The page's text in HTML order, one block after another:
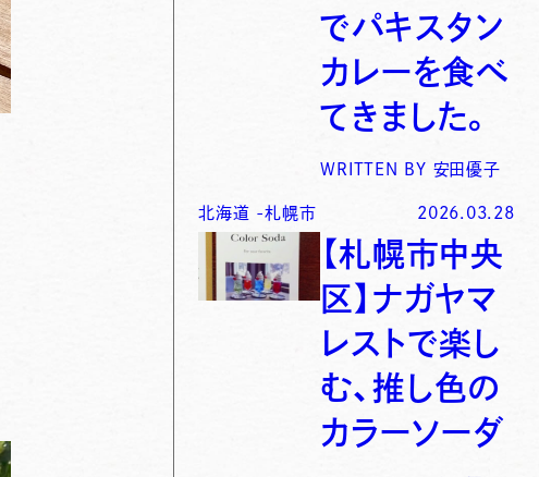
でパキスタン
カレーを食べ
てきました。
WRITTEN BY 安田優子
北海道 -札幌市 2026.03.28
【札幌市中央
区】ナガヤマ
レストで楽し
む、推し色の
カラーソーダ